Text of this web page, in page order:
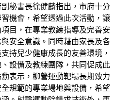
秘書長徐健麟指出，市府十分
機會，希望透過此次活動，讓
目，在專業教練指導及完善安
安全意識。同時藉由家長及各
持兒少健康成長的友善環境，
設備及教練團隊，共同促成此
表示，柳營運動靶場長期致力
規範的專業場地與設備，希望